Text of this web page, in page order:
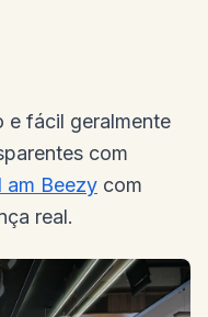
e fácil geralmente
com
I am Beezy com
real.